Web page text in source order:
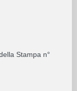
Stampa n°